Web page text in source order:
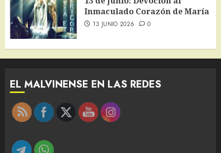
Inmaculado Corazón de María
13 JUNIO 2026 0
EL MALVINENSE EN LAS REDES